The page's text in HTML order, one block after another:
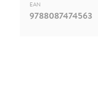
EAN
9788087474563